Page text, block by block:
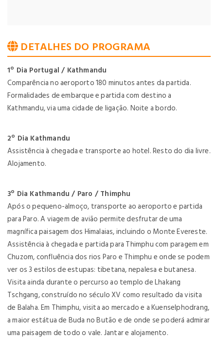
DETALHES DO PROGRAMA
1º Dia Portugal / Kathmandu
Comparência no aeroporto 180 minutos antes da partida.
Formalidades de embarque e partida com destino a
Kathmandu, via uma cidade de ligação. Noite a bordo.
2º Dia Kathmandu
Assistência à chegada e transporte ao hotel. Resto do dia livre.
Alojamento.
3º Dia Kathmandu / Paro / Thimphu
Após o pequeno-almoço, transporte ao aeroporto e partida
para Paro. A viagem de avião permite desfrutar de uma
magnífica paisagem dos Himalaias, incluindo o Monte Evereste.
Assistência à chegada e partida para Thimphu com paragem em
Chuzom, confluência dos rios Paro e Thimphu e onde se podem
ver os 3 estilos de estupas: tibetana, nepalesa e butanesa.
Visita ainda durante o percurso ao templo de Lhakang
Tschgang, construído no século XV como resultado da visita
de Balaha. Em Thimphu, visita ao mercado e a Kuenselphodrang,
a maior estátua de Buda no Butão e de onde se poderá admirar
uma paisagem de todo o vale. Jantar e alojamento.